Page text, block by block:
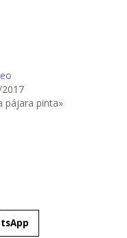
pájara pinta»